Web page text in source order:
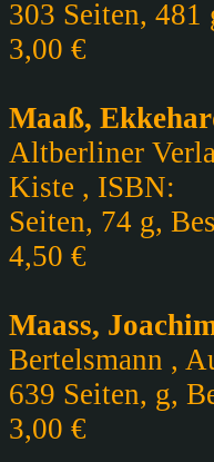
303 Seiten,
3,00 €
Maaß,
Altberliner
Kiste , ISBN:
Seiten, 74 g,
4,50 €
Maass,
Bertelsmann ,
639 Seiten, g,
3,00 €